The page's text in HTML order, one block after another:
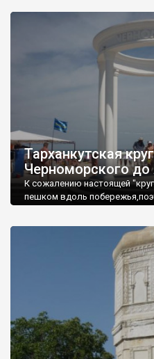
Тарханкутская
Черноморского
К сожалению настоящей
пешком вдоль